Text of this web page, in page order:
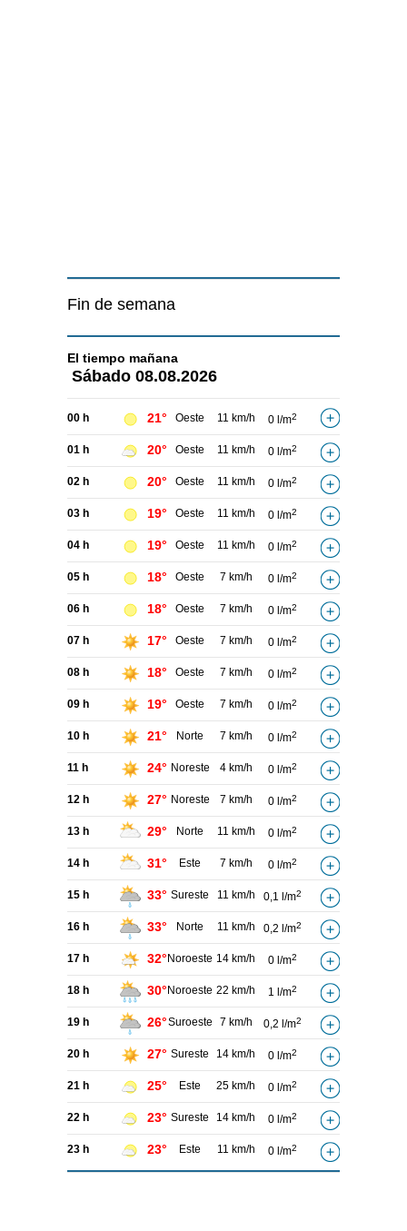
Fin de semana
El tiempo mañana
Sábado 08.08.2026
00 h 21° Oeste 11 km/h 0 l/m2
01 h 20° Oeste 11 km/h 0 l/m2
02 h 20° Oeste 11 km/h 0 l/m2
03 h 19° Oeste 11 km/h 0 l/m2
04 h 19° Oeste 11 km/h 0 l/m2
05 h 18° Oeste 7 km/h 0 l/m2
06 h 18° Oeste 7 km/h 0 l/m2
07 h 17° Oeste 7 km/h 0 l/m2
08 h 18° Oeste 7 km/h 0 l/m2
09 h 19° Oeste 7 km/h 0 l/m2
10 h 21° Norte 7 km/h 0 l/m2
11 h 24° Noreste 4 km/h 0 l/m2
12 h 27° Noreste 7 km/h 0 l/m2
13 h 29° Norte 11 km/h 0 l/m2
14 h 31° Este 7 km/h 0 l/m2
15 h 33° Sureste 11 km/h 0,1 l/m2
16 h 33° Norte 11 km/h 0,2 l/m2
17 h 32° Noroeste 14 km/h 0 l/m2
18 h 30° Noroeste 22 km/h 1 l/m2
19 h 26°Suroeste 7 km/h 0,2 l/m2
20 h 27° Sureste 14 km/h 0 l/m2
21 h 25° Este 25 km/h 0 l/m2
22 h 23° Sureste 14 km/h 0 l/m2
23 h 23° Este 11 km/h 0 l/m2